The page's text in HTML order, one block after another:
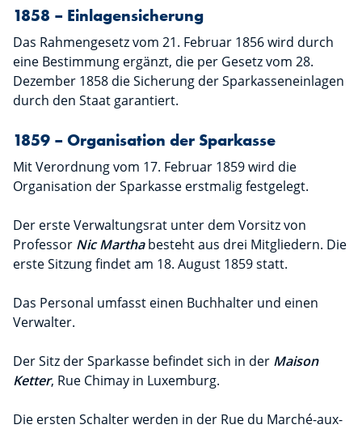
1858 – Einlagensicherung
Das Rahmengesetz vom 21. Februar 1856 wird durch
eine Bestimmung ergänzt, die per Gesetz vom 28.
Dezember 1858 die Sicherung der Sparkasseneinlagen
durch den Staat garantiert.
1859 – Organisation der Sparkasse
Mit Verordnung vom 17. Februar 1859 wird die
Organisation der Sparkasse erstmalig festgelegt.
Der erste Verwaltungsrat unter dem Vorsitz von
Professor Nic Marthabesteht aus drei Mitgliedern. Die
erste Sitzung findet am 18. August 1859 statt.
Das Personal umfasst einen Buchhalter und einen
Verwalter.
Der Sitz der Sparkasse befindet sich in der Maison
Ketter, Rue Chimay in Luxemburg.
Die ersten Schalter werden in der Rue du Marché-aux-